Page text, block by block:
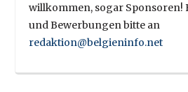
willkommen, sogar Sponsoren!
und Bewerbungen bitte an
redaktion@belgieninfo.net